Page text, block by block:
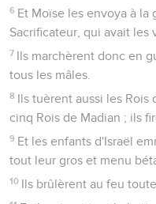
6 Et Moïse les envoya à la
Sacrificateur, qui avait les
7 Ils marchèrent donc en
tous les mâles.
8 Ils tuèrent aussi les Rois
cinq Rois de Madian ; ils
9 Et les enfants d'Israël
tout leur gros et menu
10 Ils brûlèrent au feu